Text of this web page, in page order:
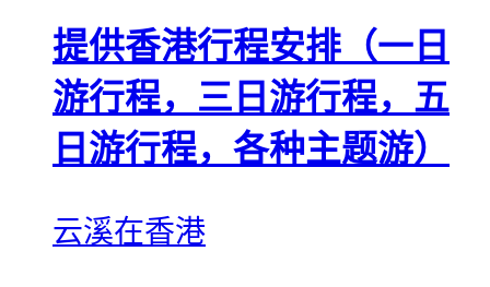
提供香港行程安排（一日
游行程，三日游行程，五
日游行程，各种主题游）
云溪在香港